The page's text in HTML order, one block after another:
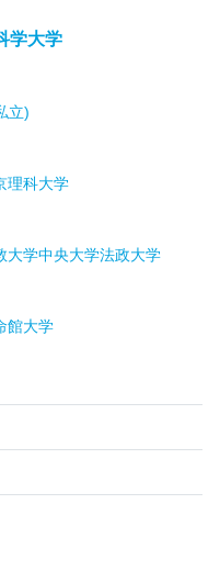
学大学
立)
理科大学
大学中央大学法政大学
館大学